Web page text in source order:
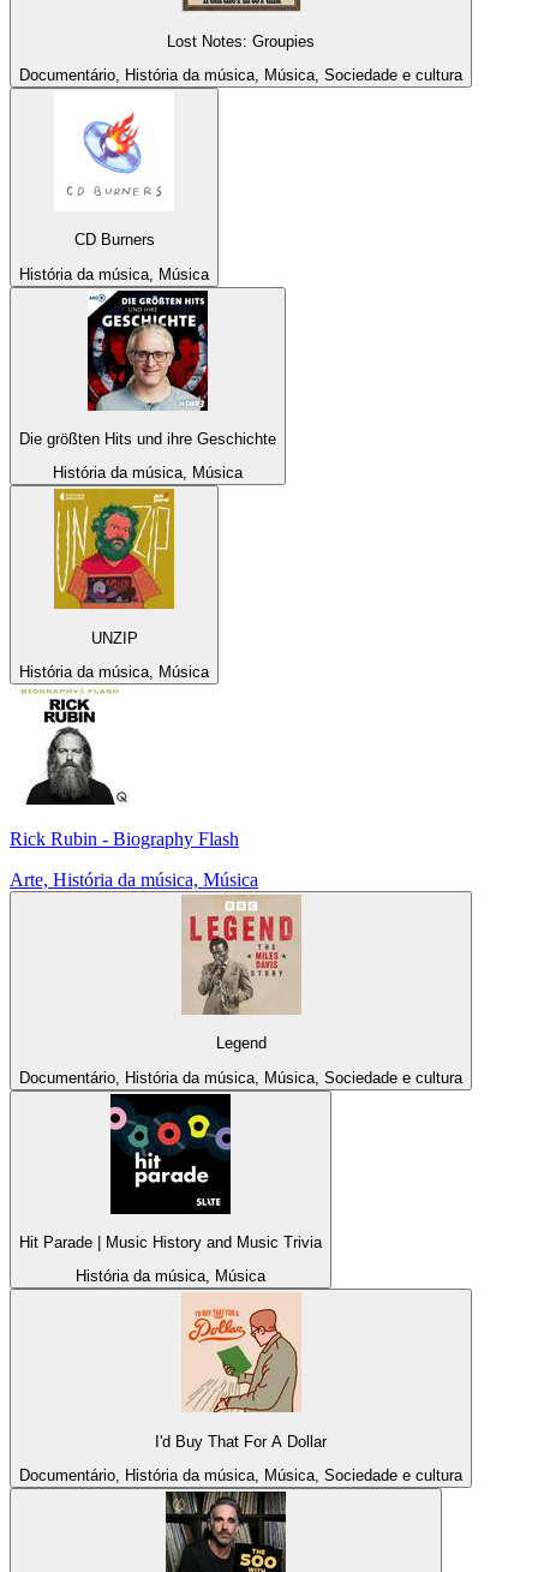
Lost Notes: Groupies
Documentário, História da música, Música, Sociedade e cultura
CD Burners
História da música, Música
Die größten Hits und ihre Geschichte
História da música, Música
UNZIP
História da música, Música
Rick Rubin - Biography Flash
Arte, História da música, Música
Legend
Documentário, História da música, Música, Sociedade e cultura
Hit Parade | Music History and Music Trivia
História da música, Música
I'd Buy That For A Dollar
Documentário, História da música, Música, Sociedade e cultura